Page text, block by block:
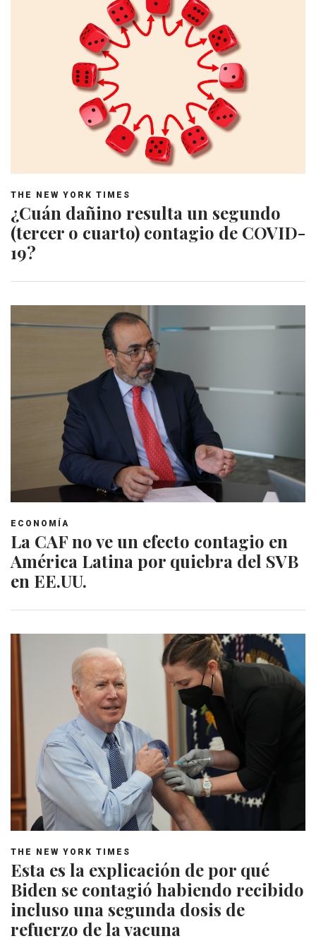
THE NEW YORK TIMES
¿Cuán dañino resulta un segundo
(tercer o cuarto) contagio de COVID-
19?
ECONOMÍA
La CAF no ve un efecto contagio en
América Latina por quiebra del SVB
en EE.UU.
THE NEW YORK TIMES
Esta es la explicación de por qué
Biden se contagió habiendo recibido
incluso una segunda dosis de
refuerzo de la vacuna